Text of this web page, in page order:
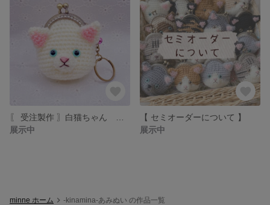
展示中
【 セミオーダーについて 】
展示中
minne ホーム -kinamina-あみぬい の作品一覧